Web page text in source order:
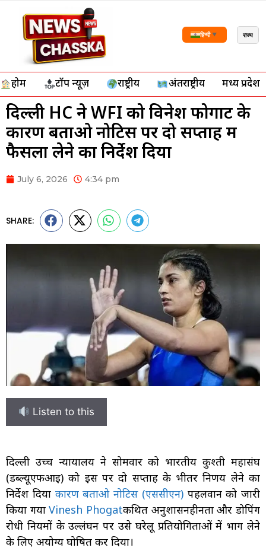
हिन्दी ▼ राज्य
होम टॉप न्यूज़ राष्ट्रीय अंतर्राष्ट्रीय मध्य प्रदेश
दिल्ली HC ने WFI को विनेश फोगाट के
कारण बताओ नोटिस पर दो सप्ताह में
फैसला लेने का निर्देश दिया
July 6, 2026 4:34 pm
SHARE:
Listen to this
दिल्ली उच्च न्यायालय ने सोमवार को भारतीय कुश्ती महासंघ
(डब्ल्यूएफआई) को इस पर दो सप्ताह के भीतर निर्णय लेने का
निर्देश दिया कारण बताओ नोटिस (एससीएन)पहलवान को जारी
किया गयाVinesh Phogatकथित अनुशासनहीनता और डोपिंग
रोधी नियमों के उल्लंघन पर उसे घरेलू प्रतियोगिताओं में भाग लेने
के लिए अयोग्य घोषित कर दिया।